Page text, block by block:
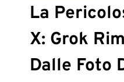
La
X: Grok
Dalle Foto